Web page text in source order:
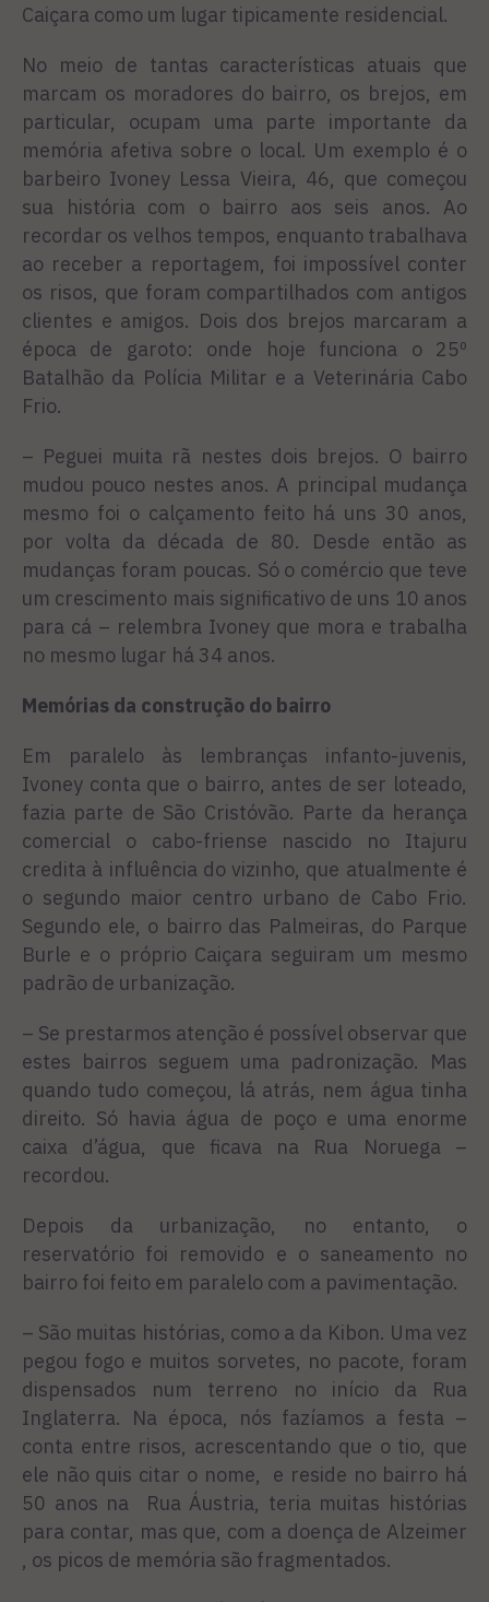
Caiçara como um lugar tipicamente residencial.
No meio de tantas características atuais que
marcam os moradores do bairro, os brejos, em
particular, ocupam uma parte importante da
memória afetiva sobre o local. Um exemplo é o
barbeiro Ivoney Lessa Vieira, 46, que começou
sua história com o bairro aos seis anos. Ao
recordar os velhos tempos, enquanto trabalhava
ao receber a reportagem, foi impossível conter
os risos, que foram compartilhados com antigos
clientes e amigos. Dois dos brejos marcaram a
época de garoto: onde hoje funciona o 25º
Batalhão da Polícia Militar e a Veterinária Cabo
Frio.
– Peguei muita rã nestes dois brejos. O bairro
mudou pouco nestes anos. A principal mudança
mesmo foi o calçamento feito há uns 30 anos,
por volta da década de 80. Desde então as
mudanças foram poucas. Só o comércio que teve
um crescimento mais significativo de uns 10 anos
para cá – relembra Ivoney que mora e trabalha
no mesmo lugar há 34 anos.
Memórias da construção do bairro
Em paralelo às lembranças infanto-juvenis,
Ivoney conta que o bairro, antes de ser loteado,
fazia parte de São Cristóvão. Parte da herança
comercial o cabo-friense nascido no Itajuru
credita à influência do vizinho, que atualmente é
o segundo maior centro urbano de Cabo Frio.
Segundo ele, o bairro das Palmeiras, do Parque
Burle e o próprio Caiçara seguiram um mesmo
padrão de urbanização.
– Se prestarmos atenção é possível observar que
estes bairros seguem uma padronização. Mas
quando tudo começou, lá atrás, nem água tinha
direito. Só havia água de poço e uma enorme
caixa d’água, que ficava na Rua Noruega –
recordou.
Depois da urbanização, no entanto, o
reservatório foi removido e o saneamento no
bairro foi feito em paralelo com a pavimentação.
– São muitas histórias, como a da Kibon. Uma vez
pegou fogo e muitos sorvetes, no pacote, foram
dispensados num terreno no início da Rua
Inglaterra. Na época, nós fazíamos a festa –
conta entre risos, acrescentando que o tio, que
ele não quis citar o nome, e reside no bairro há
50 anos na Rua Áustria, teria muitas histórias
para contar, mas que, com a doença de Alzeimer
, os picos de memória são fragmentados.